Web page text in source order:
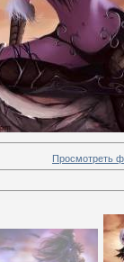
Просмотреть